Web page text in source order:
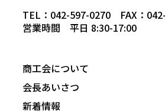
TEL：042-597-0270 FAX：
営業時間 平日 8:30-17:00
商工会について
会長あいさつ
新着情報